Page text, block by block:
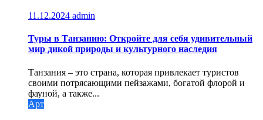
11.12.2024 admin
Туры в Танзанию: Откройте для себя удивительный
мир дикой природы и культурного наследия
Танзания – это страна, которая привлекает туристов
своими потрясающими пейзажами, богатой флорой и
фауной, а также...
Арт